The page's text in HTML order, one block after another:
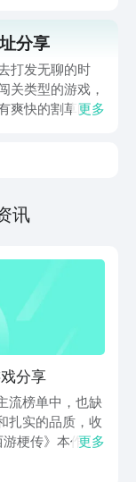
九游是手游福
里不仅能够看到
后续的消息、活
分享
打发无聊的时
关类型的游戏，
爽快的割草闯关
手门槛还是比较
真的比较高。
更多
讯
分享
流榜单中，也缺
扎实的品质，收
梗传》本作以
常规逻辑的解
更多